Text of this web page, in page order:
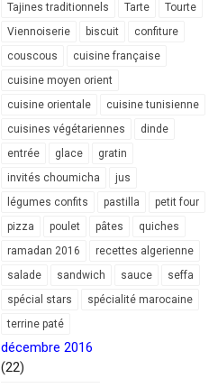
Tajines traditionnels
Tarte
Tourte
Viennoiserie
biscuit
confiture
couscous
cuisine française
cuisine moyen orient
cuisine orientale
cuisine tunisienne
cuisines végétariennes
dinde
entrée
glace
gratin
invités choumicha
jus
légumes confits
pastilla
petit four
pizza
poulet pâtes
quiches
ramadan 2016
recettes algerienne
salade
sandwich sauce
seffa
spécial stars
spécialité marocaine
terrine paté
décembre 2016
(22)